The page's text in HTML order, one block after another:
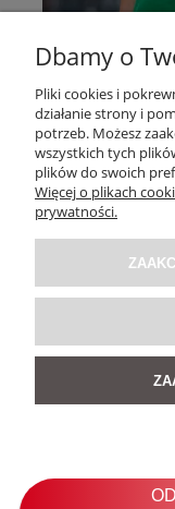
Dbamy o
Pliki cookies i
działanie strony i
potrzeb. Możesz
wszystkich tych
plików do swoich
Więcej o plikach
prywatności.